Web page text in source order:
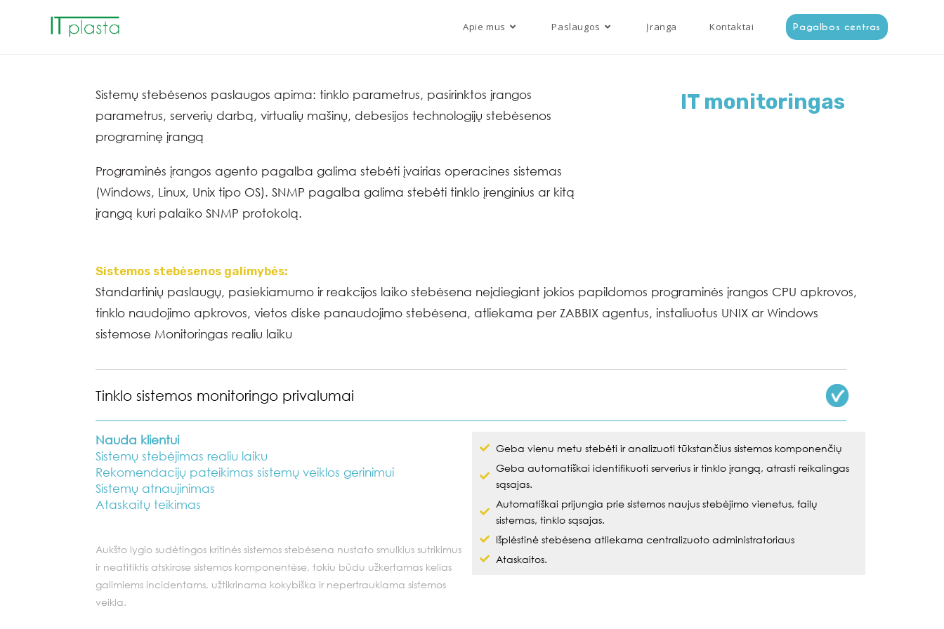
Apie mus Paslaugos Įranga Kontaktai Pagalbos centras
Sistemų stebėsenos paslaugos apima: tinklo parametrus, pasirinktos įrangos
parametrus, serverių darbą, virtualių mašinų, debesijos technologijų stebėsenos
programinę įrangą
Programinės įrangos agento pagalba galima stebėti įvairias operacines sistemas
(Windows, Linux, Unix tipo OS). SNMP pagalba galima stebėti tinklo įrenginius ar kitą
įrangą kuri palaiko SNMP protokolą.
IT monitoringas
Sistemos stebėsenos galimybės:
Standartinių paslaugų, pasiekiamumo ir reakcijos laiko stebėsena neįdiegiant jokios papildomos programinės įrangos CPU apkrovos,
tinklo naudojimo apkrovos, vietos diske panaudojimo stebėsena, atliekama per ZABBIX agentus, instaliuotus UNIX ar Windows
sistemose Monitoringas realiu laiku
Tinklo sistemos monitoringo privalumai
Nauda klientui
Sistemų stebėjimas realiu laiku
Rekomendacijų pateikimas sistemų veiklos gerinimui
Sistemų atnaujinimas
Ataskaitų teikimas
Aukšto lygio sudėtingos kritinės sistemos stebėsena nustato smulkius sutrikimus
ir neatitiktis atskirose sistemos komponentėse, tokiu būdu užkertamas kelias
galimiems incidentams, užtikrinama kokybiška ir nepertraukiama sistemos
veikla.
Geba vienu metu stebėti ir analizuoti tūkstančius sistemos komponenčių
Geba automatiškai identifikuoti serverius ir tinklo įrangą, atrasti reikalingas
sąsajas.
Automatiškai prijungia prie sistemos naujus stebėjimo vienetus, failų
sistemas, tinklo sąsajas.
Išplėstinė stebėsena atliekama centralizuoto administratoriaus
Ataskaitos.